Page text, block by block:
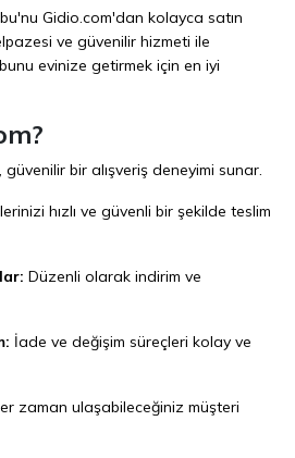
Gidio.com'dan kolayca satın
ve güvenilir hizmeti ile
evinize getirmek için en iyi
, güvenilir bir alışveriş deneyimi sunar.
hızlı ve güvenli bir şekilde teslim
Düzenli olarak indirim ve
İade ve değişim süreçleri kolay ve
zaman ulaşabileceğiniz müşteri